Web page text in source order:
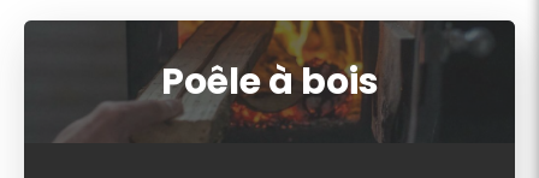
Poêle à bois